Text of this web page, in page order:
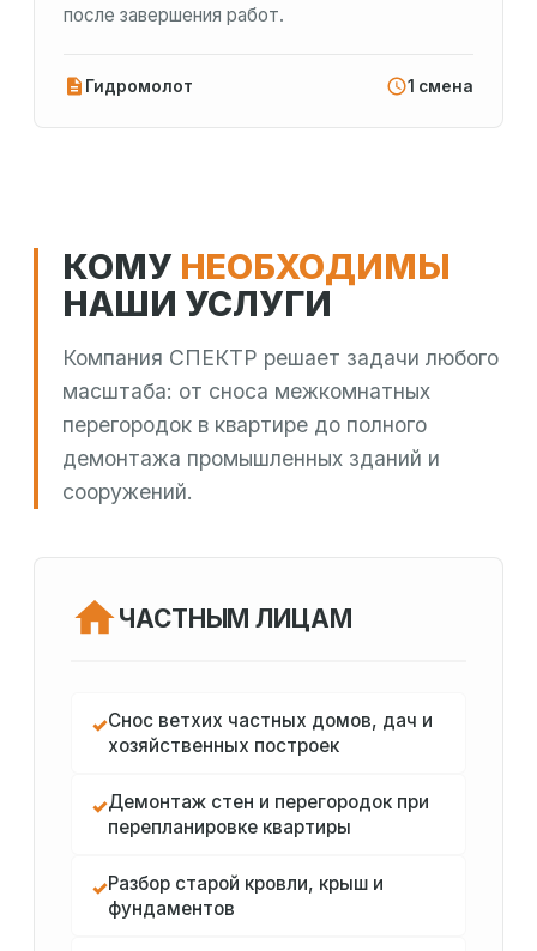
после завершения работ.
Гидромолот 1 смена
КОМУ НЕОБХОДИМЫ
НАШИ УСЛУГИ
Компания СПЕКТР решает задачи любого
масштаба: от сноса межкомнатных
перегородок в квартире до полного
демонтажа промышленных зданий и
сооружений.
ЧАСТНЫМ ЛИЦАМ
✓Снос ветхих частных домов, дач и
хозяйственных построек
✓Демонтаж стен и перегородок при
перепланировке квартиры
✓Разбор старой кровли, крыш и
фундаментов